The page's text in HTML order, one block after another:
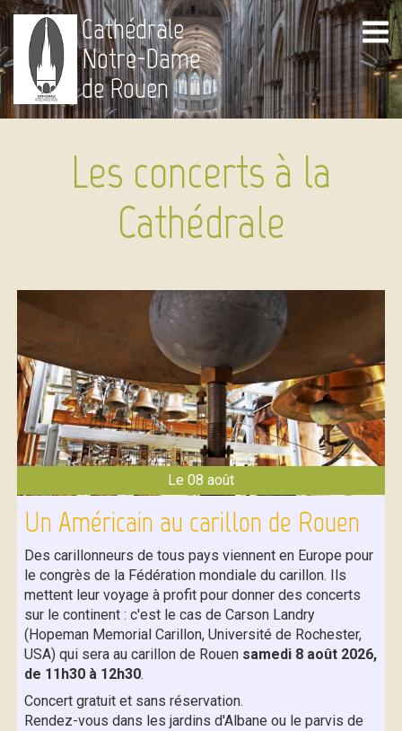
Cathédrale
Notre-Dame
de Rouen
Les concerts à la
Cathédrale
Le 08 août
Un Américain au carillon de Rouen
Des carillonneurs de tous pays viennent en Europe pour
le congrès de la Fédération mondiale du carillon. Ils
mettent leur voyage à profit pour donner des concerts
sur le continent : c'est le cas de Carson Landry
(Hopeman Memorial Carillon, Université de Rochester,
USA) qui sera au carillon de Rouen samedi 8 août 2026,
de 11h30 à 12h30.
Concert gratuit et sans réservation.
Rendez-vous dans les jardins d'Albane ou le parvis de